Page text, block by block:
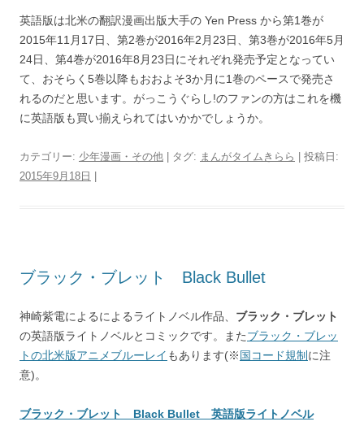
英語版は北米の翻訳漫画出版大手の Yen Press から第1巻が
2015年11月17日、第2巻が2016年2月23日、第3巻が2016年5月
24日、第4巻が2016年8月23日にそれぞれ発売予定となってい
て、おそらく5巻以降もおおよそ3か月に1巻のペースで発売さ
れるのだと思います。がっこうぐらし!のファンの方はこれを機
に英語版も買い揃えられてはいかかでしょうか。
カテゴリー: 少年漫画・その他 | タグ: まんがタイムきらら
| 投稿日:
2015年9月18日
ブラック・ブレット Black Bullet
神崎紫電によるによるライトノベル作品、 ブラック・ブレット
の英語版ライトノベルとコミックです。またブラック・ブレッ
トの北米版アニメブルーレイ もあります(※ 国コード規制 に注
意)。
ブラック・ブレット Black Bullet 英語版ライトノベル